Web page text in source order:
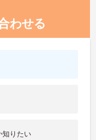
わせる
知りたい